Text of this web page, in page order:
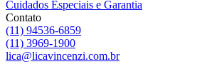
Cuidados Especiais e Garantia
Contato
(11) 94536-6859
(11) 3969-1900
lica@licavincenzi.com.br